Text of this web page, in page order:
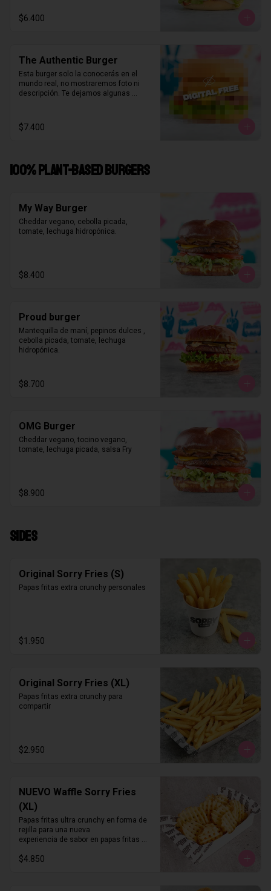
$6.400
The Authentic Burger
Esta burger solo la conocerás en el
mundo real, no mostraremos foto ni
descripción. Te dejamos algunas
verde pero no es lechuga, es-pera un
dulce sabor caramelizado, Bacon pero
$7.400
100% PLANT-BASED BURGERS
My Way Burger
Cheddar vegano, cebolla picada,
tomate, lechuga hidropónica.
$8.400
Proud burger
Mantequilla de maní, pepinos dulces ,
cebolla picada, tomate, lechuga
hidropónica.
$8.700
OMG Burger
Cheddar vegano, tocino vegano,
tomate, lechuga picada, salsa Fry
$8.900
SIDES
Original Sorry Fries (S)
Papas fritas extra crunchy personales
$1.950
Original Sorry Fries (XL)
Papas fritas extra crunchy para
compartir
$2.950
NUEVO Waffle Sorry Fries
(XL)
Papas fritas ultra crunchy en forma de
rejilla para una nueva
experiencia de sabor en papas fritas
$4.850